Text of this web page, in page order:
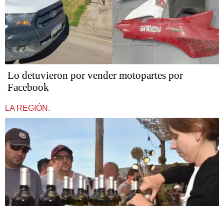
Lo detuvieron por vender motopartes por
Facebook
LA REGIÓN.